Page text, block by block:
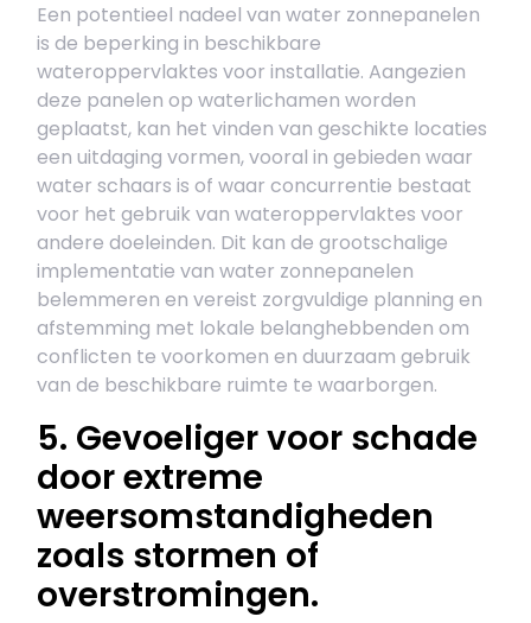
Een potentieel nadeel van water zonnepanelen
is de beperking in beschikbare
wateroppervlaktes voor installatie. Aangezien
deze panelen op waterlichamen worden
geplaatst, kan het vinden van geschikte locaties
een uitdaging vormen, vooral in gebieden waar
water schaars is of waar concurrentie bestaat
voor het gebruik van wateroppervlaktes voor
andere doeleinden. Dit kan de grootschalige
implementatie van water zonnepanelen
belemmeren en vereist zorgvuldige planning en
afstemming met lokale belanghebbenden om
conflicten te voorkomen en duurzaam gebruik
van de beschikbare ruimte te waarborgen.
5. Gevoeliger voor schade
door extreme
weersomstandigheden
zoals stormen of
overstromingen.